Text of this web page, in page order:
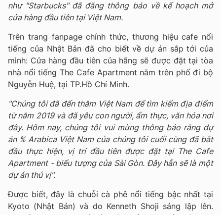
như "Starbucks" đã đăng thông báo về kế hoạch mở
cửa hàng đầu tiên tại Việt Nam.
Trên trang fanpage chính thức, thương hiệu cafe nổi
tiếng của Nhật Bản đã cho biết về dự án sắp tới của
mình: Cửa hàng đầu tiên của hãng sẽ được đặt tại tòa
nhà nổi tiếng The Cafe Apartment nằm trên phố đi bộ
Nguyễn Huệ, tại TP.Hồ Chí Minh.
"Chúng tôi đã đến thăm Việt Nam để tìm kiếm địa điểm
từ năm 2019 và đã yêu con người, ẩm thực, văn hóa nơi
đây. Hôm nay, chúng tôi vui mừng thông báo rằng dự
án % Arabica Việt Nam của chúng tôi cuối cùng đã bắt
đầu thực hiện, vị trí đầu tiên được đặt tại The Cafe
Apartment - biểu tượng của Sài Gòn. Đây hẳn sẽ là một
dự án thú vị".
Được biết, đây là chuỗi cà phê nổi tiếng bậc nhất tại
Kyoto (Nhật Bản) và do Kenneth Shoji sáng lập lên.